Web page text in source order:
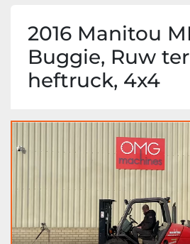
2016 Manitou
Buggie, Ruw
heftruck, 4x4